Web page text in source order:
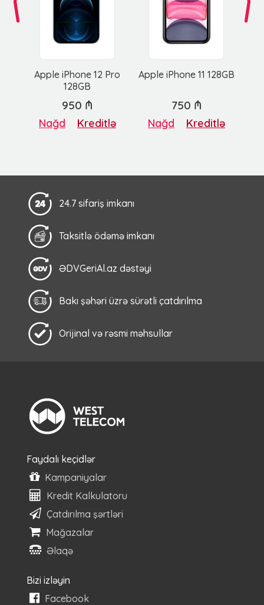
Apple iPhone 12 Pro
128GB
Apple iPhone 11 128GB
950 ₼
Nağd Kreditlə
750 ₼
Nağd Kreditlə
24.7 sifariş imkanı
Taksitlə ödəmə imkanı
ƏDVGeriAl.az dəstəyi
Bakı şəhəri üzrə sürətli çatdırılma
Orijinal və rəsmi məhsullar
Faydalı keçidlər
Kampaniyalar
Kredit Kalkulatoru
Çatdırılma şərtləri
Mağazalar
Əlaqə
Bizi izləyin
Facebook